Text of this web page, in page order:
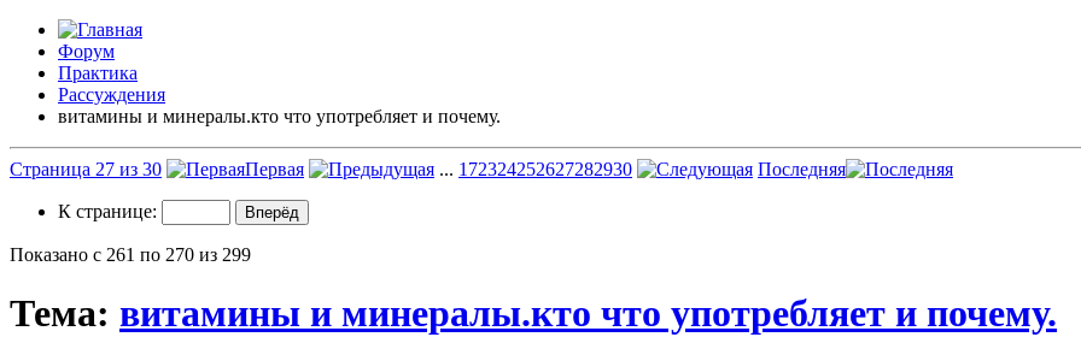
Форум
Практика
Рассуждения
витамины и минералы.кто что употребляет и почему.
Страница 27 из 30 Первая ... 172324252627282930 Последняя
К странице:
Показано с 261 по 270 из 299
Тема: витамины и минералы.кто что употребляет и почему.